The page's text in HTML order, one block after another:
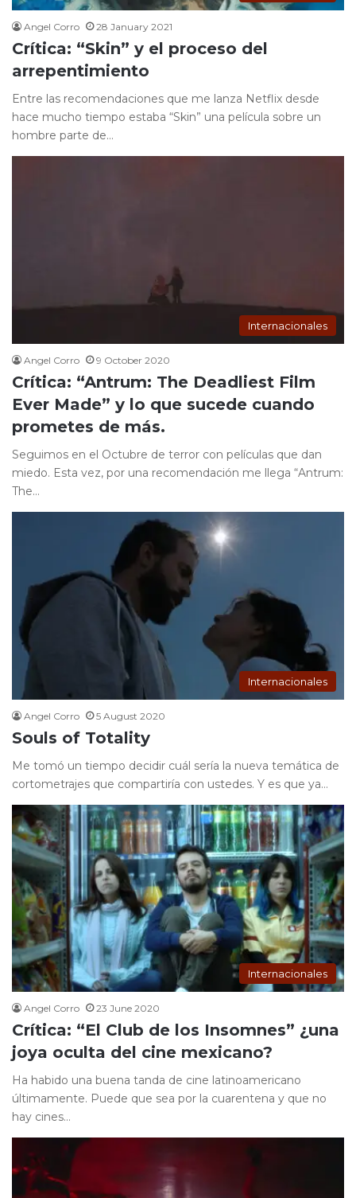
Angel Corro 28 January 2021
Crítica: “Skin” y el proceso del
arrepentimiento
Entre las recomendaciones que me lanza Netflix desde
hace mucho tiempo estaba “Skin” una película sobre un
hombre parte de…
Internacionales
Angel Corro 9 October 2020
Crítica: “Antrum: The Deadliest Film
Ever Made” y lo que sucede cuando
prometes de más.
Seguimos en el Octubre de terror con películas que dan
miedo. Esta vez, por una recomendación me llega “Antrum:
The…
Internacionales
Angel Corro 5 August 2020
Souls of Totality
Me tomó un tiempo decidir cuál sería la nueva temática de
cortometrajes que compartiría con ustedes. Y es que ya…
Internacionales
Angel Corro 23 June 2020
Crítica: “El Club de los Insomnes” ¿una
joya oculta del cine mexicano?
Ha habido una buena tanda de cine latinoamericano
últimamente. Puede que sea por la cuarentena y que no
hay cines…